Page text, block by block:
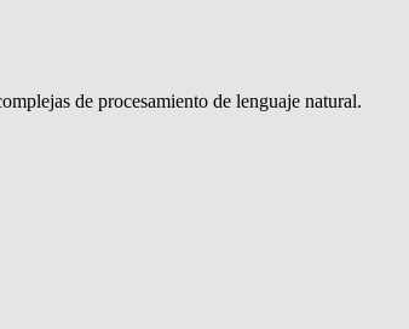
de procesamiento de lenguaje natural.